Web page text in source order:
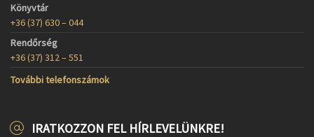
Könyvtár
+36 (37) 630 – 044
Rendőrség
+36 (37) 312 – 551
További telefonszámok
IRATKOZZON FEL HÍRLEVELÜNKRE!